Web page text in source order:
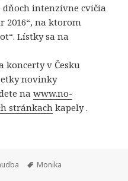
dňoch intenzívne cvičia
2016“, na ktorom
Lístky sa na
koncerty v Česku
novinky
nawww.no-
stránkach kapely .
Značky
Monika